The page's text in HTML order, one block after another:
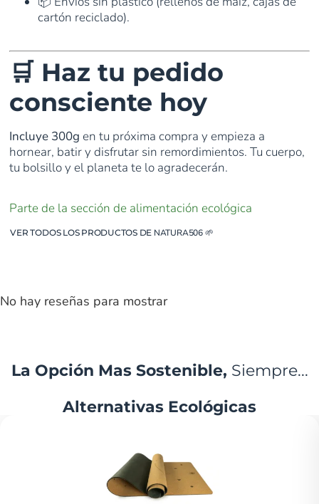
cartón reciclado).
🛒 Haz tu pedido
consciente hoy
Incluye 300g en tu próxima compra y empieza a
hornear, batir y disfrutar sin remordimientos. Tu cuerpo,
tu bolsillo y el planeta te lo agradecerán.
Parte de la sección de alimentación ecológica
VER TODOS LOS PRODUCTOS DE NATURA506🌱
No hay reseñas para mostrar
La Opción Mas Sostenible, Siempre...
Alternativas Ecológicas